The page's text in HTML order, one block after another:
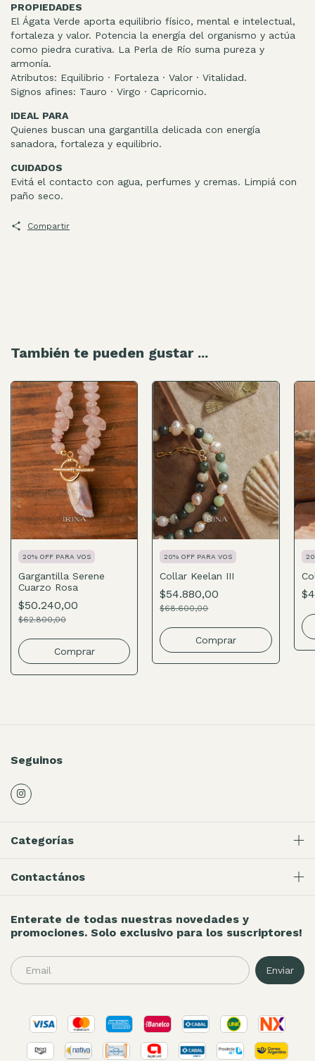
PROPIEDADES
El Ágata Verde aporta equilibrio físico, mental e intelectual,
fortaleza y valor. Potencia la energía del organismo y actúa
como piedra curativa. La Perla de Río suma pureza y
armonía.
Atributos: Equilibrio · Fortaleza · Valor · Vitalidad.
Signos afines: Tauro · Virgo · Capricornio.
IDEAL PARA
Quienes buscan una gargantilla delicada con energía
sanadora, fortaleza y equilibrio.
CUIDADOS
Evitá el contacto con agua, perfumes y cremas. Limpiá con
paño seco.
Compartir
También te pueden gustar ...
20% OFF PARA VOS
Gargantilla Serene
Cuarzo Rosa
$50.240,00
$62.800,00
Comprar
20% OFF PARA VOS
Collar Keelan III
$54.880,00
$68.600,00
Comprar
Seguinos
Categorías
Contactános
Enterate de todas nuestras novedades y
promociones. Solo exclusivo para los suscriptores!